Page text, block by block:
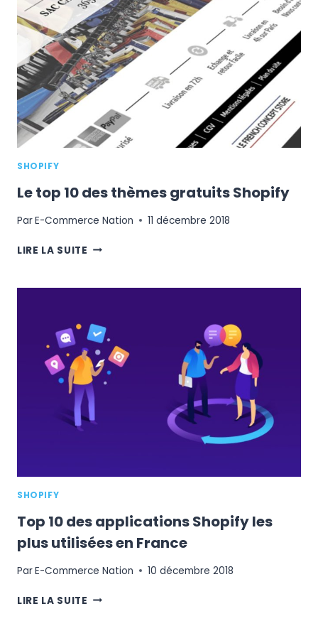
SHOPIFY
Le top 10 des thèmes gratuits Shopify
ParE-Commerce Nation 11 décembre 2018
LIRE LA SUITE LE
DES
GRATUITS
SHOPIFY
SHOPIFY
Top 10 des applications Shopify les
plus utilisées en France
ParE-Commerce Nation 10 décembre 2018
LIRE LA SUITE TOP